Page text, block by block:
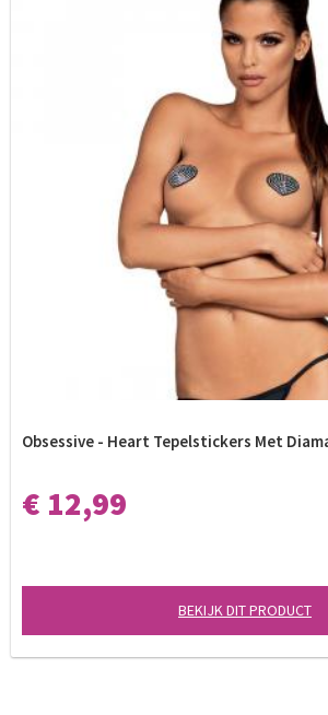
Obsessive - Heart Tepelstickers Met
€ 12,99
BEKIJK DIT PRODUCT